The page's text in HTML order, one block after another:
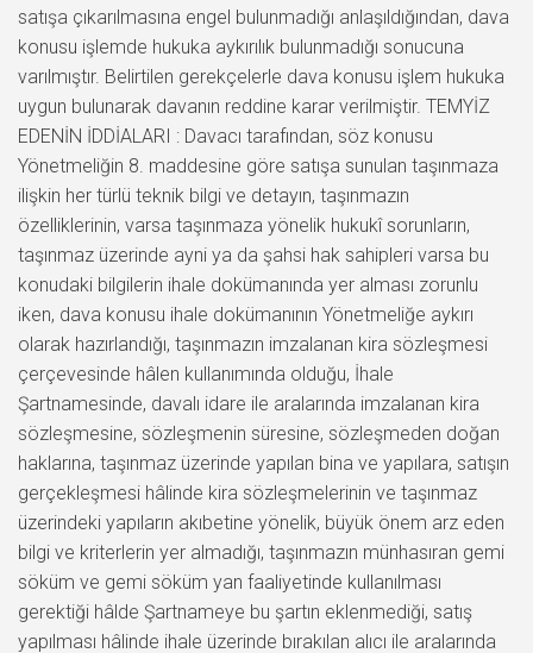
satışa çıkarılmasına engel bulunmadığı anlaşıldığından, dava
konusu işlemde hukuka aykırılık bulunmadığı sonucuna
varılmıştır. Belirtilen gerekçelerle dava konusu işlem hukuka
uygun bulunarak davanın reddine karar verilmiştir. TEMYİZ
EDENİN İDDİALARI : Davacı tarafından, söz konusu
Yönetmeliğin 8. maddesine göre satışa sunulan taşınmaza
ilişkin her türlü teknik bilgi ve detayın, taşınmazın
özelliklerinin, varsa taşınmaza yönelik hukukî sorunların,
taşınmaz üzerinde ayni ya da şahsi hak sahipleri varsa bu
konudaki bilgilerin ihale dokümanında yer alması zorunlu
iken, dava konusu ihale dokümanının Yönetmeliğe aykırı
olarak hazırlandığı, taşınmazın imzalanan kira sözleşmesi
çerçevesinde hâlen kullanımında olduğu, İhale
Şartnamesinde, davalı idare ile aralarında imzalanan kira
sözleşmesine, sözleşmenin süresine, sözleşmeden doğan
haklarına, taşınmaz üzerinde yapılan bina ve yapılara, satışın
gerçekleşmesi hâlinde kira sözleşmelerinin ve taşınmaz
üzerindeki yapıların akıbetine yönelik, büyük önem arz eden
bilgi ve kriterlerin yer almadığı, taşınmazın münhasıran gemi
söküm ve gemi söküm yan faaliyetinde kullanılması
gerektiği hâlde Şartnameye bu şartın eklenmediği, satış
yapılması hâlinde ihale üzerinde bırakılan alıcı ile aralarında